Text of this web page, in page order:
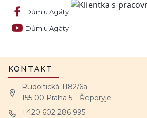
Dům u Agáty
Dům u Agáty
KONTAKT
Rudoltická 1182/6a
155 00 Praha 5 – Řeporyje
+420 602 286 995